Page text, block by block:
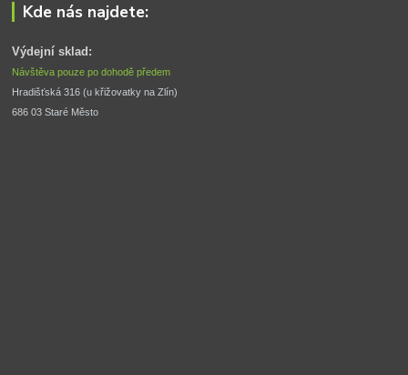
Kde nás najdete:
Výdejní sklad:
Návštěva pouze po dohodě předem
Hradišťská 316 (u křižovatky na Zlín)
686 03 Staré Město